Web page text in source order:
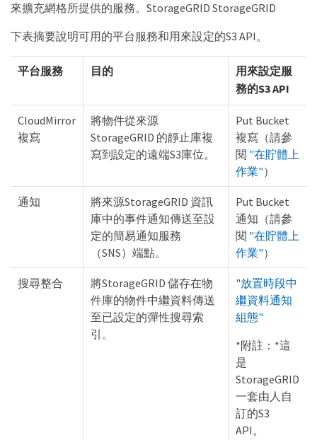
來擴充網格所提供的服務。StorageGRID StorageGRID
下表摘要說明可用的平台服務和用來設定的S3 API。
平台服務 目的
用來設定服
務的S3 API
CloudMirror
複寫
將物件從來源
StorageGRID 的靜止庫複
寫到設定的遠端S3庫位。
Put Bucket
複寫（請參
閱 "在貯體上
作業"）
通知
將來源StorageGRID 資訊
庫中的事件通知傳送至設
定的簡易通知服務
（SNS）端點。
Put Bucket
通知（請參
閱 "在貯體上
作業"）
搜尋整合
將StorageGRID 儲存在物
件庫的物件中繼資料傳送
至已設定的彈性搜尋索
引。
"放置時段中
繼資料通知
組態"
*附註：*這
是
StorageGRID
一套由人自
訂的S3
API。